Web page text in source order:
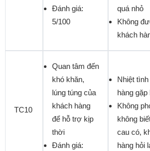
Đánh giá:
5/100
quá nhỏ
Không
khách
TC10
Quan tâm đến
khó khăn,
lúng túng của
khách hàng
để hỗ trợ kịp
thời
Đánh giá:
Nhiệt
hàng
Không
không
cau có,
hàng hỏi